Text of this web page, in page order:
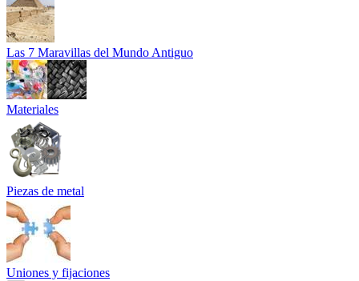
Las 7 Maravillas del Mundo Antiguo
Materiales
Piezas de metal
Uniones y fijaciones